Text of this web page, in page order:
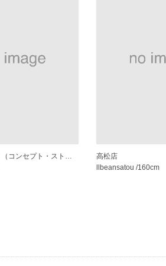
ルクアイーレ店 （コンセプト・ストア）
高松店
llbeansatou /160cm